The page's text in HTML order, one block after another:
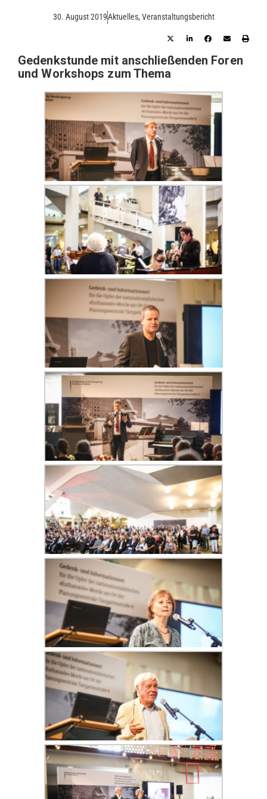
30. August 2019Aktuelles, Veranstaltungsbericht
Gedenkstunde mit anschließenden Foren
und Workshops zum Thema